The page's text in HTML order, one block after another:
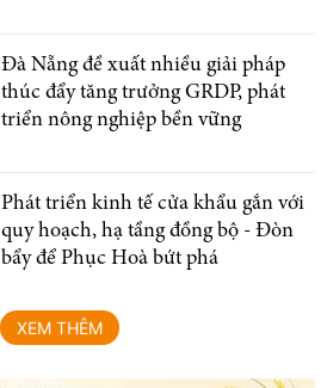
Đà Nẵng đề xuất nhiều giải pháp
thúc đẩy tăng trưởng GRDP, phát
triển nông nghiệp bền vững
Phát triển kinh tế cửa khẩu gắn với
quy hoạch, hạ tầng đồng bộ - Đòn
bẩy để Phục Hoà bứt phá
XEM THÊM